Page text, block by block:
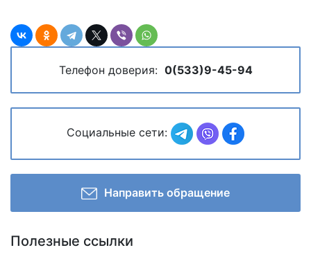
Телефон доверия: 0(533)9-45-94
Социальные сети:
Направить обращение
Полезные ссылки